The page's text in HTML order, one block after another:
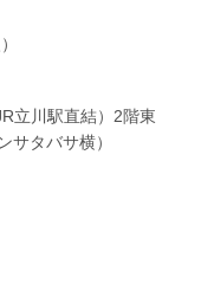
立川駅直結）2階東
サタバサ横）